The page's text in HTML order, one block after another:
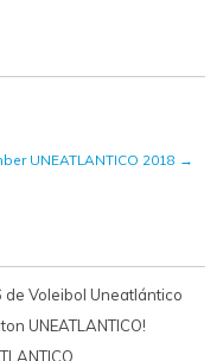
UNEATLANTICO 2018 →
de Voleibol Uneatlántico
UNEATLANTICO!